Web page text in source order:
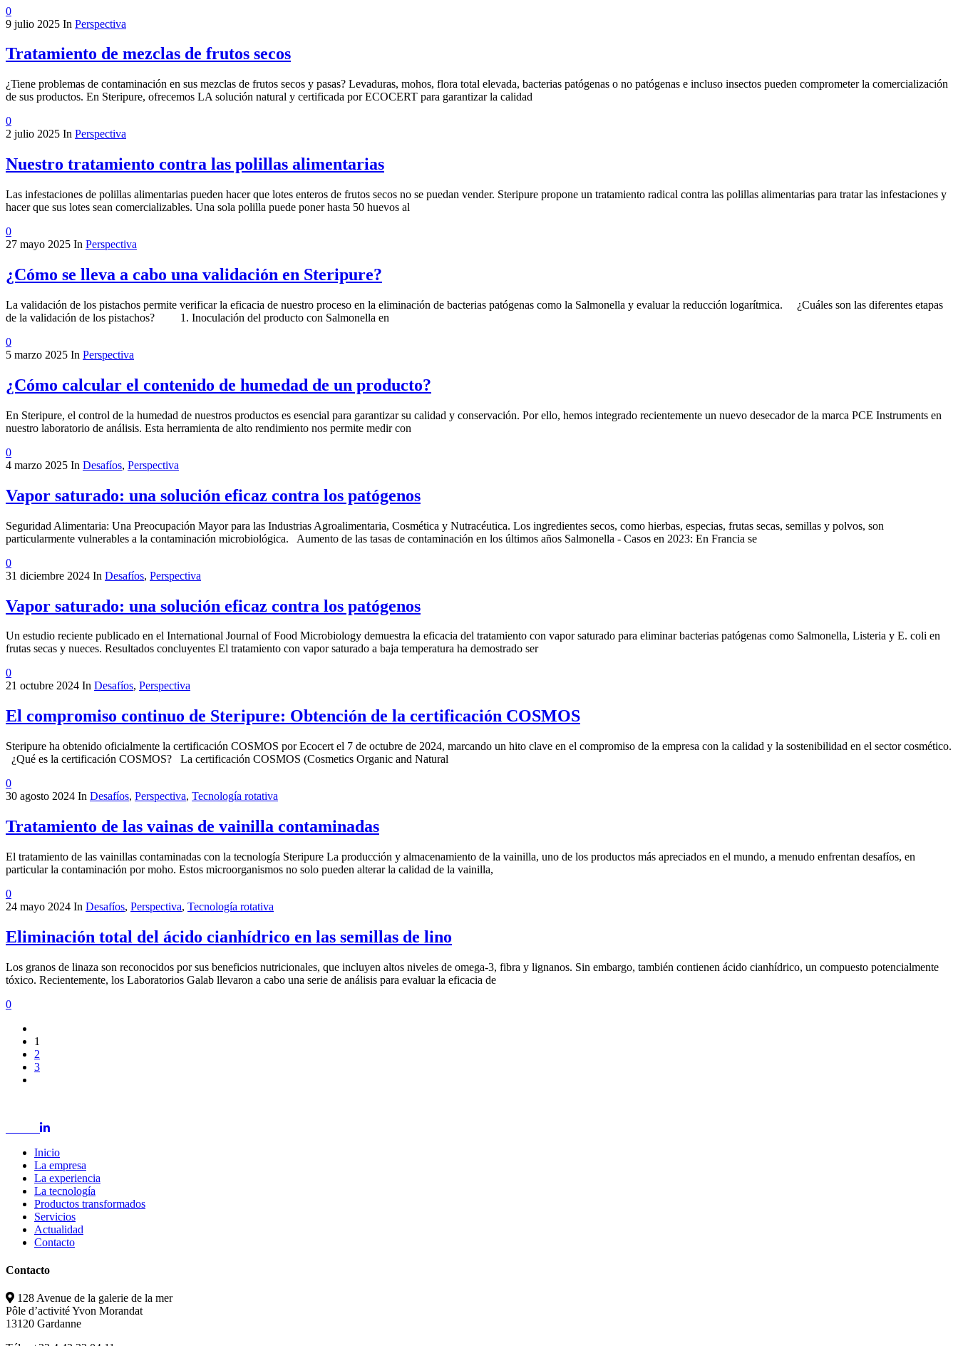
0
9 julio 2025 In Perspectiva
Tratamiento de mezclas de frutos secos
¿Tiene problemas de contaminación en sus mezclas de frutos secos y pasas? Levaduras, mohos, flora total elevada, bacterias patógenas o no patógenas e incluso insectos pueden comprometer la comercialización
de sus productos. En Steripure, ofrecemos LA solución natural y certificada por ECOCERT para garantizar la calidad
0
2 julio 2025 In Perspectiva
Nuestro tratamiento contra las polillas alimentarias
Las infestaciones de polillas alimentarias pueden hacer que lotes enteros de frutos secos no se puedan vender. Steripure propone un tratamiento radical contra las polillas alimentarias para tratar las infestaciones y
hacer que sus lotes sean comercializables. Una sola polilla puede poner hasta 50 huevos al
0
27 mayo 2025 In Perspectiva
¿Cómo se lleva a cabo una validación en Steripure?
La validación de los pistachos permite verificar la eficacia de nuestro proceso en la eliminación de bacterias patógenas como la Salmonella y evaluar la reducción logarítmica. ¿Cuáles son las diferentes etapas
de la validación de los pistachos? 1. Inoculación del producto con Salmonella en
0
5 marzo 2025 In Perspectiva
¿Cómo calcular el contenido de humedad de un producto?
En Steripure, el control de la humedad de nuestros productos es esencial para garantizar su calidad y conservación. Por ello, hemos integrado recientemente un nuevo desecador de la marca PCE Instruments en
nuestro laboratorio de análisis. Esta herramienta de alto rendimiento nos permite medir con
0
4 marzo 2025 In Desafíos, Perspectiva
Vapor saturado: una solución eficaz contra los patógenos
Seguridad Alimentaria: Una Preocupación Mayor para las Industrias Agroalimentaria, Cosmética y Nutracéutica. Los ingredientes secos, como hierbas, especias, frutas secas, semillas y polvos, son
particularmente vulnerables a la contaminación microbiológica. Aumento de las tasas de contaminación en los últimos años Salmonella - Casos en 2023: En Francia se
0
31 diciembre 2024 In Desafíos, Perspectiva
Vapor saturado: una solución eficaz contra los patógenos
Un estudio reciente publicado en el International Journal of Food Microbiology demuestra la eficacia del tratamiento con vapor saturado para eliminar bacterias patógenas como Salmonella, Listeria y E. coli en
frutas secas y nueces. Resultados concluyentes El tratamiento con vapor saturado a baja temperatura ha demostrado ser
0
21 octubre 2024 In Desafíos, Perspectiva
El compromiso continuo de Steripure: Obtención de la certificación COSMOS
Steripure ha obtenido oficialmente la certificación COSMOS por Ecocert el 7 de octubre de 2024, marcando un hito clave en el compromiso de la empresa con la calidad y la sostenibilidad en el sector cosmético.
¿Qué es la certificación COSMOS? La certificación COSMOS (Cosmetics Organic and Natural
0
30 agosto 2024 In Desafíos, Perspectiva, Tecnología rotativa
Tratamiento de las vainas de vainilla contaminadas
El tratamiento de las vainillas contaminadas con la tecnología Steripure La producción y almacenamiento de la vainilla, uno de los productos más apreciados en el mundo, a menudo enfrentan desafíos, en
particular la contaminación por moho. Estos microorganismos no solo pueden alterar la calidad de la vainilla,
0
24 mayo 2024 In Desafíos, Perspectiva, Tecnología rotativa
Eliminación total del ácido cianhídrico en las semillas de lino
Los granos de linaza son reconocidos por sus beneficios nutricionales, que incluyen altos niveles de omega-3, fibra y lignanos. Sin embargo, también contienen ácido cianhídrico, un compuesto potencialmente
tóxico. Recientemente, los Laboratorios Galab llevaron a cabo una serie de análisis para evaluar la eficacia de
0
1
2
3
Inicio
La empresa
La experiencia
La tecnología
Productos transformados
Servicios
Actualidad
Contacto
Contacto
128 Avenue de la galerie de la mer
Pôle d’activité Yvon Morandat
13120 Gardanne